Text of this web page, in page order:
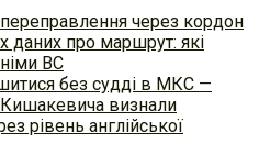
через кордон
даних про маршрут: які
ВС
без судді в МКС —
визнали
рівень англійської